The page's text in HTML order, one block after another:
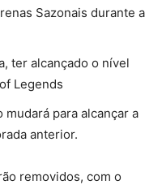
Sazonais durante a
ter alcançado o nível
Legends
para alcançar a
anterior.
removidos, com o